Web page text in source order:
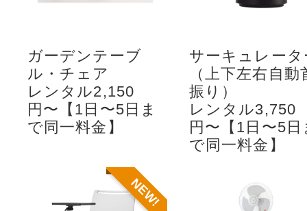
ガーデンテーブ
ル・チェア
レンタル2,150
円〜【1日〜5日ま
で同一料金】
サーキュレータ
（上下左右自動
振り）
レンタル3,750
円〜【1日〜5日
で同一料金】
NEW!